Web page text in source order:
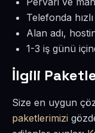
Telefonda
Alan adı,
1-3 iş günü
İlgili
Size en uygun
paketlerimizi